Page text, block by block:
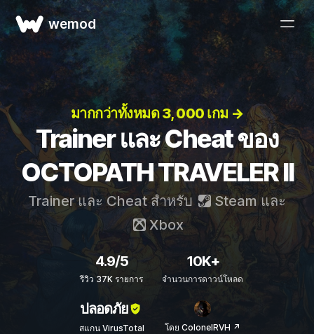
wemod
มากกว่าทั้งหมด 3, 000 เกม →
Trainer และ Cheat ของ
OCTOPATH TRAVELER II
Trainer และ Cheat สำหรับ Steam และ
Xbox
4.9/5
รีวิว 37K รายการ
10K+
จำนวนการดาวน์โหลด
ปลอดภัย
สแกน VirusTotal โดย ColonelRVH ↗